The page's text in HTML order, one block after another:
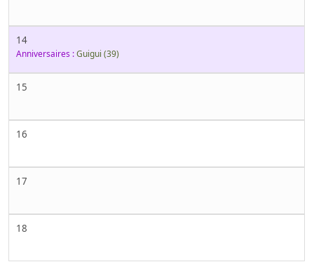
14
Anniversaires :Guigui (39)
15
16
17
18